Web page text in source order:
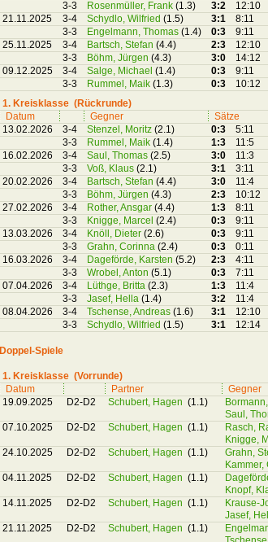
3-3
Rosenmüller, Frank (1.3) 3:2 12:10
21.11.2025
3-4 Schydlo, Wilfried (1.5) 3:1 8:11
3-3
Engelmann, Thomas (1.4) 0:3 9:11
25.11.2025
3-4 Bartsch, Stefan (4.4) 2:3 12:10
3-3
Böhm, Jürgen (4.3) 3:0 14:12
09.12.2025
3-4 Salge, Michael (1.4) 0:3 9:11
3-3
Rummel, Maik (1.3) 0:3 10:12
1. Kreisklasse (Rückrunde)
Datum
Gegner Sätze
13.02.2026
3-4 Stenzel, Moritz (2.1) 0:3 5:11
3-3
Rummel, Maik (1.4) 1:3 11:5
16.02.2026
3-4 Saul, Thomas (2.5) 3:0 11:3
3-3
Voß, Klaus (2.1) 3:1 3:11
20.02.2026
3-4 Bartsch, Stefan (4.4) 3:0 11:4
3-3
Böhm, Jürgen (4.3) 2:3 10:12
27.02.2026
3-4 Rother, Ansgar (4.4) 1:3 8:11
3-3
Knigge, Marcel (2.4) 0:3 9:11
13.03.2026
3-4 Knöll, Dieter (2.6) 0:3 9:11
3-3
Grahn, Corinna (2.4) 0:3 0:11
16.03.2026
3-4 Dageförde, Karsten (5.2) 2:3 4:11
3-3
Wrobel, Anton (5.1) 0:3 7:11
07.04.2026
3-4 Lüthge, Britta (2.3) 1:3 11:4
3-3
Jasef, Hella (1.4) 3:2 11:4
08.04.2026
3-4 Tschense, Andreas (1.6) 3:1 12:10
3-3
Schydlo, Wilfried (1.5) 3:1 12:14
Doppel-Spiele
1. Kreisklasse (Vorrunde)
Datum
Partner Gegner
19.09.2025
D2-D2 Schubert, Hagen (1.1)
Saul,
07.10.2025 D2-D2 Schubert, Hagen (1.1) Rasch,
Knigge,
24.10.2025 D2-D2 Schubert, Hagen (1.1) Grahn,
Kammer,
04.11.2025 D2-D2 Schubert, Hagen (1.1)
Knopf,
14.11.2025 D2-D2 Schubert, Hagen (1.1) Krause-
Jasef,
21.11.2025 D2-D2 Schubert, Hagen (1.1)